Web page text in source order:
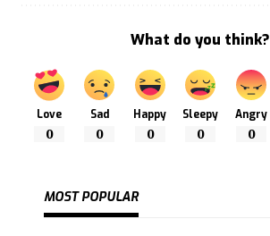
What do you think?
Love
0
Sad
0
Happy
0
Sleepy
0
Angry
0
MOST POPULAR